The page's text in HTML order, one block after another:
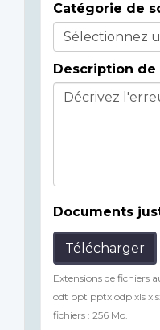
Catégorie de
Description
Documents
Télécharger
Extensions de fichiers
odt ppt pptx odp xls
fichiers : 256 Mo.